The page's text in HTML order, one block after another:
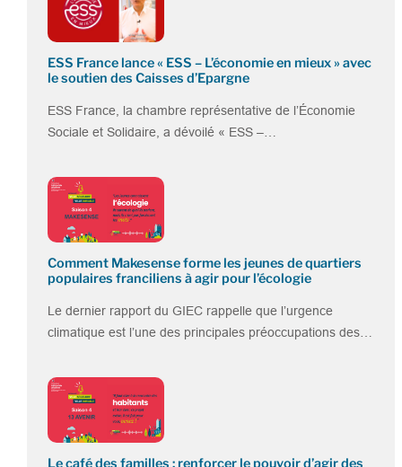
ESS France lance « ESS – L’économie en mieux » avec
le soutien des Caisses d’Epargne
ESS France, la chambre représentative de l’Économie
Sociale et Solidaire, a dévoilé « ESS –…
Comment Makesense forme les jeunes de quartiers
populaires franciliens à agir pour l’écologie
Le dernier rapport du GIEC rappelle que l’urgence
climatique est l’une des principales préoccupations des…
Le café des familles : renforcer le pouvoir d’agir des